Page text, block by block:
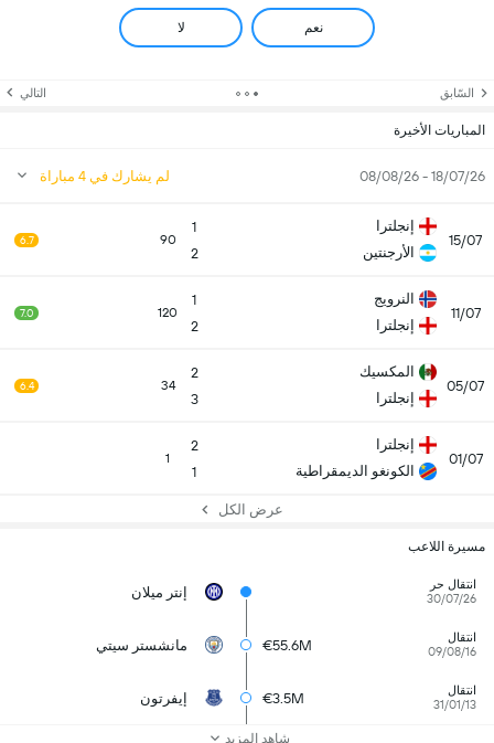
نعم لا
السّابق التالي
المباريات الأخيرة
18/07/26 - 08/08/26 لم يشارك في 4 مباراة
15/07
إنجلترا
الأرجنتين
1
2
90
6.7
11/07
النرويج
إنجلترا
1
2
120
7.0
05/07
المكسيك
إنجلترا
2
3
34
6.4
01/07
إنجلترا
الكونغو الديمقراطية
2
1
1
عرض الكل
مسيرة اللاعب
انتقال حر
30/07/26
إنتر ميلان
انتقال
09/08/16
€55.6M مانشستر سيتي
انتقال
31/01/13
€3.5M إيفرتون
شاهد المزيد